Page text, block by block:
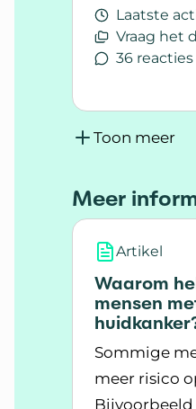
Laatste
Vraag het
36 reacties
Lees meer
Toon meer
Meer
Artikel
Waarom
mensen
Sommige
meer risico